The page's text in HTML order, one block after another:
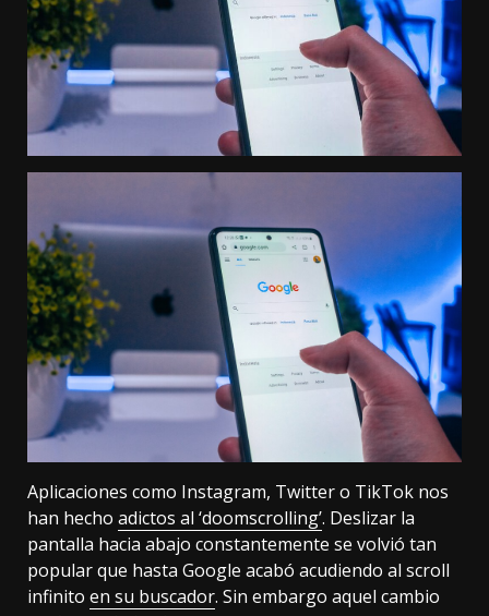
Aplicaciones como Instagram, Twitter o TikTok nos
han hecho adictos al ‘doomscrolling’. Deslizar la
pantalla hacia abajo constantemente se volvió tan
popular que hasta Google acabó acudiendo al scroll
infinito en su buscador. Sin embargo aquel cambio